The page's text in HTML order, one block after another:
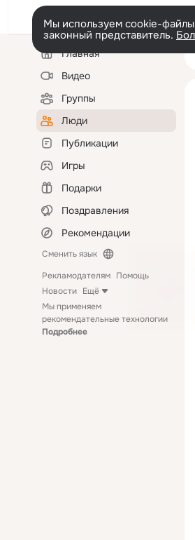
Мы используем cookie-
законный представитель.
Левая
колонкаГлавная
Видео
Группы
Люди
Публикации
Игры
Подарки
Поздравления
Рекомендации
Сменить язык
Рекламодателям Помощь
Новости Ещё
Мы применяем
рекомендательные технологии
Подробнее